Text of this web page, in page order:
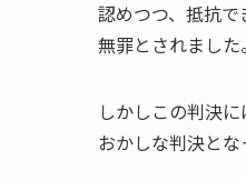
認めつつ、抵抗
無罪とされました。
しかしこの判決
おかしな判決とな